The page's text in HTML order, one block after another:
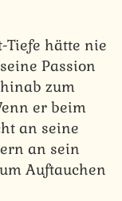
Tiefe hätte nie
Passion
zum
er beim
an seine
an sein
Auftauchen